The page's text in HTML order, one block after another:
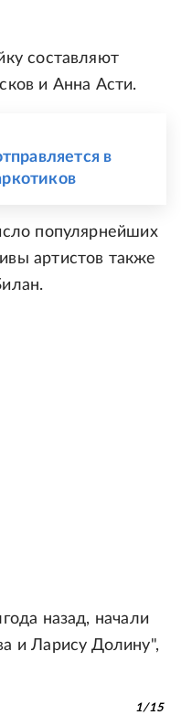
составляют
и Анна Асти.
в
популярнейших
артистов также
назад, начали
и Ларису Долину",
1/15